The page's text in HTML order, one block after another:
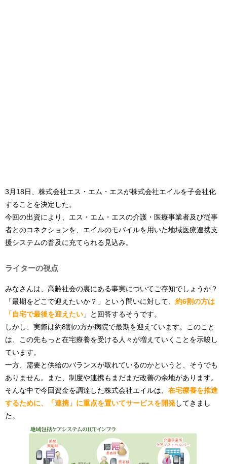
3月18日、株式会社エス・エム・エスが株式会社エイルを子会社化
することを決定した。
今回の出資により、エス・エム・エスの介護・医療事業者及び従事
者とのコネクションを、エイルのモバイルを用いた地域医療連携支
援システムの普及に充てられる見込み。
ライターの視点
みなさんは、高齢社会の裏にある事実についてご存知でしょうか？
「最期をどこで迎えたいか？」という問いに対して、 約6割の方は
「自宅で最後を迎えたい 」と回答するそうです。
しかし、実際は約8割の方が病院で最期を迎えています。このこと
は、この先もっと在宅療養を受ける人々が増えていくことを示唆し
ています。
一方、需要と供給のバランスが取れているのかというと、そうでも
ありません。また、制度や連携もまだまだ改善の余地があります。
そんな中で今回資金を調達した株式会社エイルは、 在宅療養を推進
するために、「連携」に重点を置いてサービスを開発 してきまし
た。